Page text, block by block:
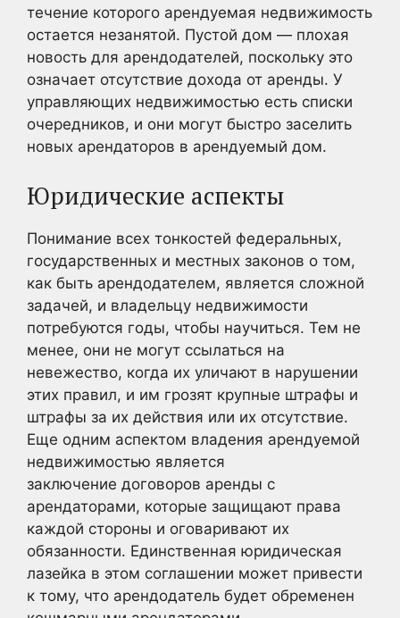
течение которого арендуемая недвижимость
остается незанятой. Пустой дом — плохая
новость для арендодателей, поскольку это
означает отсутствие дохода от аренды. У
управляющих недвижимостью есть списки
очередников, и они могут быстро заселить
новых арендаторов в арендуемый дом.
Юридические аспекты
Понимание всех тонкостей федеральных,
государственных и местных законов о том,
как быть арендодателем, является сложной
задачей, и владельцу недвижимости
потребуются годы, чтобы научиться. Тем не
менее, они не могут ссылаться на
невежество, когда их уличают в нарушении
этих правил, и им грозят крупные штрафы и
штрафы за их действия или их отсутствие.
Еще одним аспектом владения арендуемой
недвижимостью является
заключение договоров аренды с
арендаторами, которые защищают права
каждой стороны и оговаривают их
обязанности. Единственная юридическая
лазейка в этом соглашении может привести
к тому, что арендодатель будет обременен